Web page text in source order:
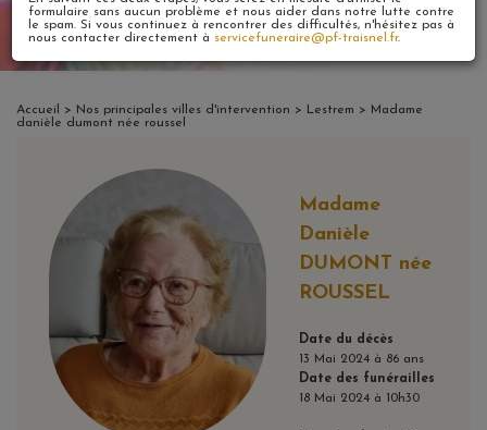
Accueil > Nos principales villes d'intervention > Lestrem > Madame
danièle dumont née roussel
Madame
Danièle
DUMONT née
ROUSSEL
Date du décès
13 Mai 2024 à 86 ans
Date des funérailles
18 Mai 2024 à 10h30
En suivant ces deux étapes, vous serez en mesure d'utiliser le
formulaire sans aucun problème et nous aider dans notre lutte contre
le spam. Si vous continuez à rencontrer des difficultés, n'hésitez pas à
servicefuneraire@pf-traisnel.fr